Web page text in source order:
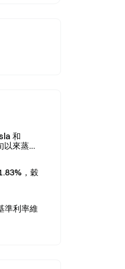
和
以來蒸發
，穀
準利率維